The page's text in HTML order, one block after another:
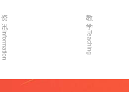
资
讯
Information
教
学
Teaching